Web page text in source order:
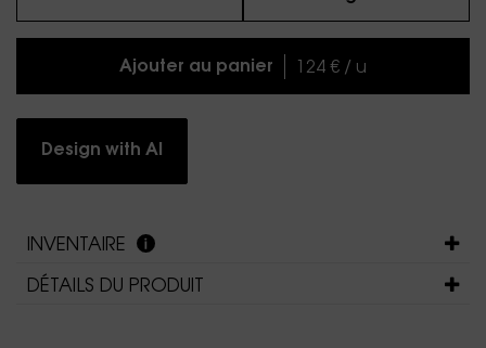
Ajouter au panier 124 € / u
Design with AI
INVENTAIRE
DÉTAILS DU PRODUIT